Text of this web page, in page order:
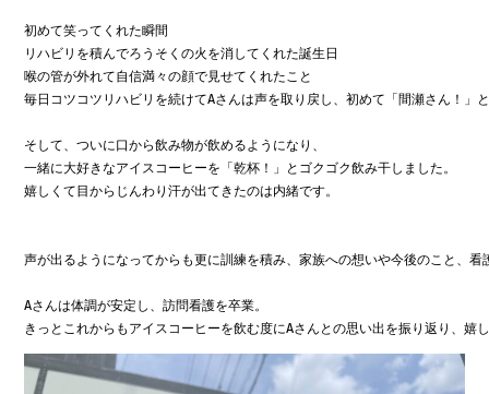
初めて笑ってくれた瞬間
リハビリを積んでろうそくの火を消してくれた誕生日
喉の管が外れて自信満々の顔で見せてくれたこと
毎日コツコツリハビリを続けてAさんは声を取り戻し、初めて「間瀬さん！」
そして、ついに口から飲み物が飲めるようになり、
一緒に大好きなアイスコーヒーを「乾杯！」とゴクゴク飲み干しました。
嬉しくて目からじんわり汗が出てきたのは内緒です。
声が出るようになってからも更に訓練を積み、家族への想いや今後のこと、
Aさんは体調が安定し、訪問看護を卒業。
きっとこれからもアイスコーヒーを飲む度にAさんとの思い出を振り返り、嬉